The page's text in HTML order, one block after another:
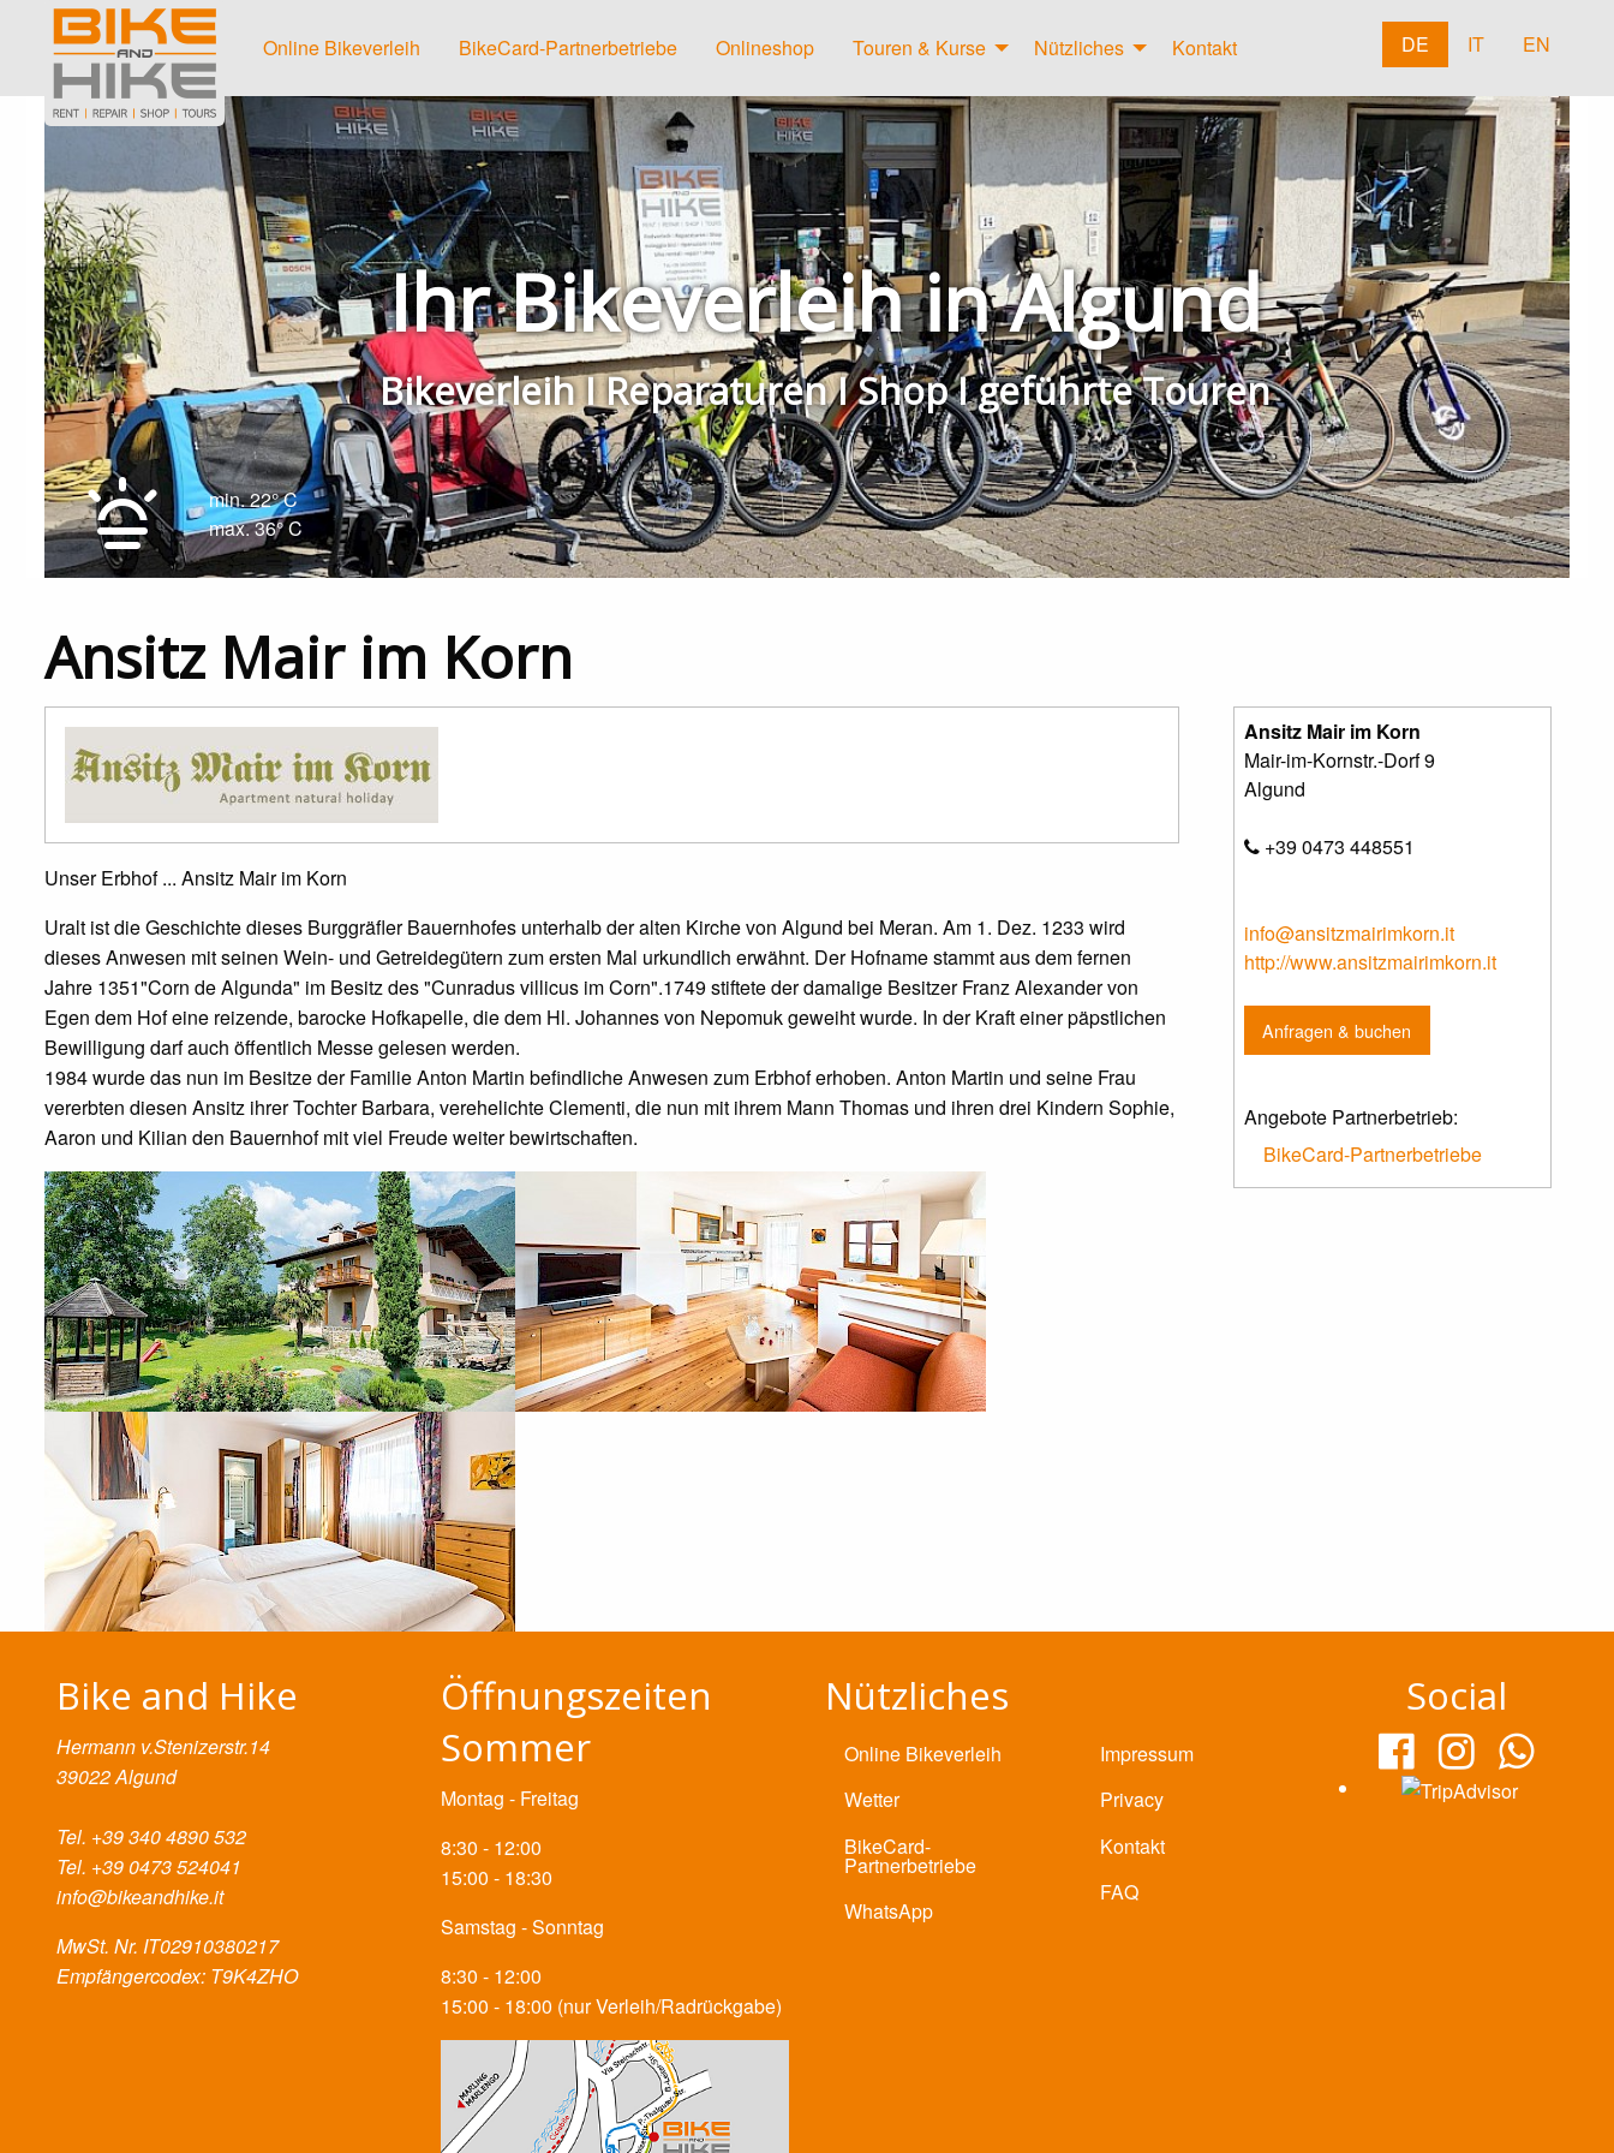
Online Bikeverleih BikeCard-Partnerbetriebe Onlineshop Touren & Kurse Nützliches Kontakt DE IT EN
Ihr Bikeverleih in Algund
Bikeverleih I Reparaturen I Shop I geführte Touren
min. 22° C
max. 36° C
Ansitz Mair im Korn
Unser Erbhof ... Ansitz Mair im Korn
Uralt ist die Geschichte dieses Burggräfler Bauernhofes unterhalb der alten Kirche von Algund bei Meran. Am 1. Dez. 1233 wird
dieses Anwesen mit seinen Wein- und Getreidegütern zum ersten Mal urkundlich erwähnt. Der Hofname stammt aus dem fernen
Jahre 1351"Corn de Algunda" im Besitz des "Cunradus villicus im Corn".1749 stiftete der damalige Besitzer Franz Alexander von
Egen dem Hof eine reizende, barocke Hofkapelle, die dem Hl. Johannes von Nepomuk geweiht wurde. In der Kraft einer päpstlichen
Bewilligung darf auch öffentlich Messe gelesen werden.
1984 wurde das nun im Besitze der Familie Anton Martin befindliche Anwesen zum Erbhof erhoben. Anton Martin und seine Frau
vererbten diesen Ansitz ihrer Tochter Barbara, verehelichte Clementi, die nun mit ihrem Mann Thomas und ihren drei Kindern Sophie,
Aaron und Kilian den Bauernhof mit viel Freude weiter bewirtschaften.
Ansitz Mair im Korn
Mair-im-Kornstr.-Dorf 9
Algund
+39 0473 448551
info@ansitzmairimkorn.it
http://www.ansitzmairimkorn.it
Anfragen & buchen
Angebote Partnerbetrieb:
BikeCard-Partnerbetriebe
Bike and Hike
Hermann v.Stenizerstr.14
39022 Algund
Tel. +39 340 4890 532
Tel. +39 0473 524041
info@bikeandhike.it
MwSt. Nr. IT02910380217
Empfängercodex: T9K4ZHO
Öffnungszeiten
Sommer
Montag - Freitag
8:30 - 12:00
15:00 - 18:30
Samstag - Sonntag
8:30 - 12:00
15:00 - 18:00 (nur Verleih/Radrückgabe)
Nützliches
Online Bikeverleih
Wetter
BikeCard-
Partnerbetriebe
WhatsApp
Impressum
Privacy
Kontakt
FAQ
Social